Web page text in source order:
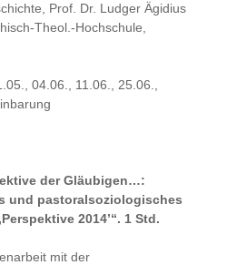
Prof. Dr. Ludger Ägidius
Theol.-Hochschule,
04.06., 11.06., 25.06.,
der Gläubigen…:
und pastoralsoziologisches
2014’“. 1 Std.
mit der